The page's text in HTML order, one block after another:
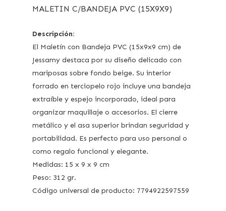
MALETIN C/BANDEJA PVC (15X9X9)
Descripción:
El Maletín con Bandeja PVC (15x9x9 cm) de
Jessamy destaca por su diseño delicado con
mariposas sobre fondo beige. Su interior
forrado en terciopelo rojo incluye una bandeja
extraíble y espejo incorporado, ideal para
organizar maquillaje o accesorios. El cierre
metálico y el asa superior brindan seguridad y
portabilidad. Es perfecto para uso personal o
como regalo funcional y elegante.
Medidas: 15 x 9 x 9 cm
Peso: 312 gr.
Código universal de producto: 7794922597559